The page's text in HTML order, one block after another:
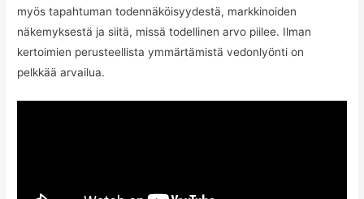
myös tapahtuman todennäköisyydestä, markkinoiden
näkemyksestä ja siitä, missä todellinen arvo piilee. Ilman
kertoimien perusteellista ymmärtämistä vedonlyönti on
pelkkää arvailua.